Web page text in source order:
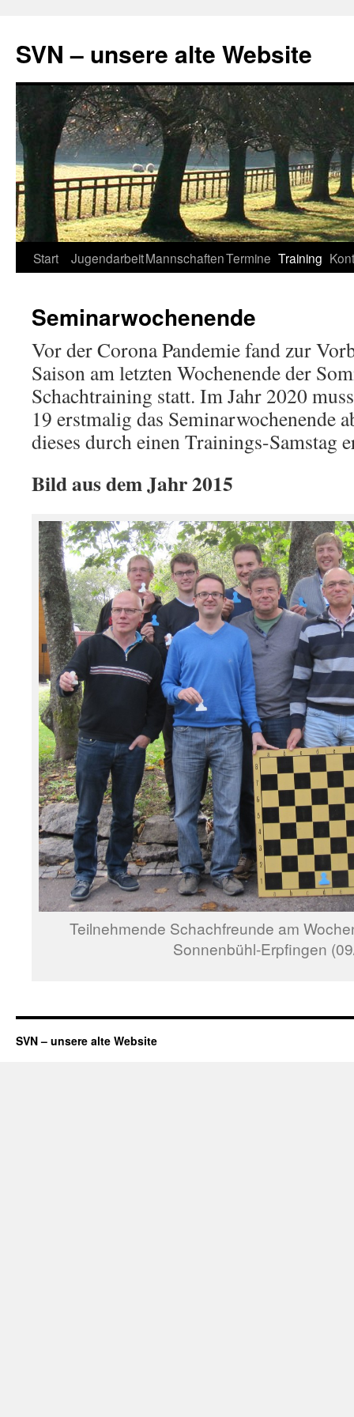
SVN – unsere alte Website
Zum
springen
Start JugendarbeitMannschaftenTermine Training
Seminarwochenende
Vor der Corona Pandemie fand zur
Saison am letzten Wochenende der
Schachtraining statt. Im Jahr 2020
19 erstmalig das Seminarwochenende
dieses durch einen Trainings-Samstag
Bild aus dem Jahr 2015
Teilnehmende Schachfreunde am
Sonnenbühl-Erpfingen
SVN – unsere alte Website